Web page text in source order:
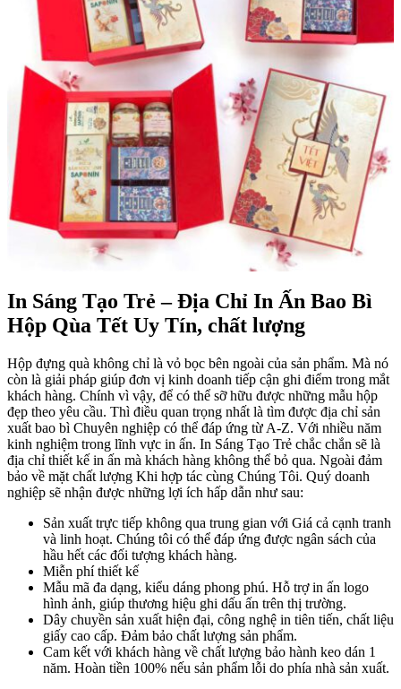
In Sáng Tạo Trẻ – Địa Chỉ In Ấn Bao Bì
Hộp Qùa Tết Uy Tín, chất lượng
Hộp đựng quà không chỉ là vỏ bọc bên ngoài của sản phẩm. Mà nó
còn là giải pháp giúp đơn vị kinh doanh tiếp cận ghi điểm trong mắt
khách hàng. Chính vì vậy, để có thể sỡ hữu được những mẫu hộp
đẹp theo yêu cầu. Thì điều quan trọng nhất là tìm được địa chỉ sản
xuất bao bì Chuyên nghiệp có thể đáp ứng từ A-Z. Với nhiều năm
kinh nghiệm trong lĩnh vực in ấn. In Sáng Tạo Trẻ chắc chắn sẽ là
địa chỉ thiết kế in ấn mà khách hàng không thể bỏ qua. Ngoài đảm
bảo về mặt chất lượng Khi hợp tác cùng Chúng Tôi. Quý doanh
nghiệp sẽ nhận được những lợi ích hấp dẫn như sau:
Sản xuất trực tiếp không qua trung gian với Giá cả cạnh tranh
và linh hoạt. Chúng tôi có thể đáp ứng được ngân sách của
hầu hết các đối tượng khách hàng.
Miễn phí thiết kế
Mẫu mã đa dạng, kiểu dáng phong phú. Hỗ trợ in ấn logo
hình ảnh, giúp thương hiệu ghi dấu ấn trên thị trường.
Dây chuyền sản xuất hiện đại, công nghệ in tiên tiến, chất liệu
giấy cao cấp. Đảm bảo chất lượng sản phẩm.
Cam kết với khách hàng về chất lượng bảo hành keo dán 1
năm. Hoàn tiền 100% nếu sản phẩm lỗi do phía nhà sản xuất.